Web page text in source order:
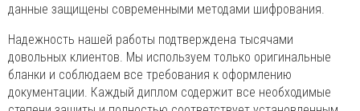
данные защищены современными методами шифрования.
Надежность нашей работы подтверждена тысячами
довольных клиентов. Мы используем только оригинальные
бланки и соблюдаем все требования к оформлению
документации. Каждый диплом содержит все необходимые